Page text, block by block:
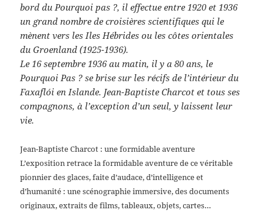
bord du Pourquoi pas ?, il effectue entre 1920 et 1936
un grand nombre de croisières scientifiques qui le
mènent vers les Iles Hébrides ou les côtes orientales
du Groenland (1925-1936).
Le 16 septembre 1936 au matin, il y a 80 ans, le
Pourquoi Pas ? se brise sur les récifs de l’intérieur du
Faxaflói en Islande. Jean-Baptiste Charcot et tous ses
compagnons, à l’exception d’un seul, y laissent leur
vie.
Jean-Baptiste Charcot : une formidable aventure
L’exposition retrace la formidable aventure de ce véritable
pionnier des glaces, faite d’audace, d’intelligence et
d’humanité : une scénographie immersive, des documents
originaux, extraits de films, tableaux, objets, cartes…